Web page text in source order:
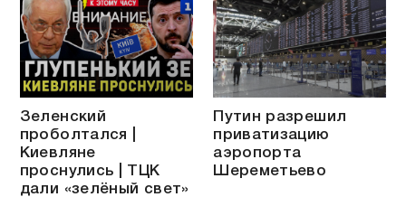
Зеленский
проболтался |
Киевляне
проснулись | ТЦК
дали «зелёный свет»
Путин разрешил
приватизацию
аэропорта
Шереметьево